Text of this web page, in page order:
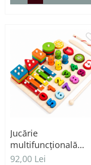
Jucărie
multifuncțională
Montessori 5 în 1 din
92,00 Lei